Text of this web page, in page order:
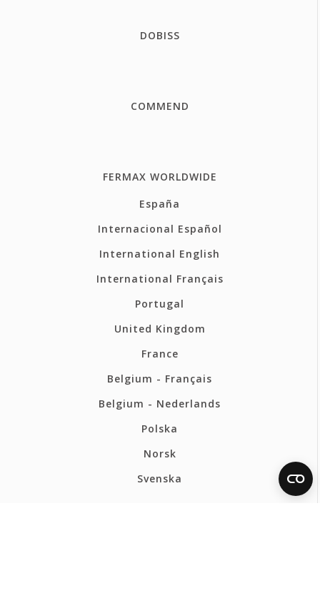
DOBISS
COMMEND
FERMAX WORLDWIDE
España
Internacional Español
International English
International Français
Portugal
United Kingdom
France
Belgium - Français
Belgium - Nederlands
Polska
Norsk
Svenska